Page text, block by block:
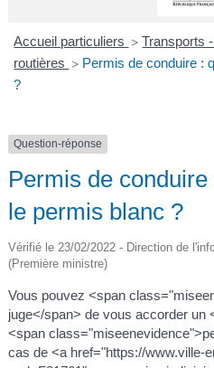
Accueil particuliers > Transports
routières > Permis de conduire :
?
Question-réponse
Permis de
le permis blanc ?
Vérifié le 23/02/2022 - Direction de
(Première ministre)
Vous pouvez <span
juge</span> de vous accorder un
<span
cas de <a href="https://www.ville-